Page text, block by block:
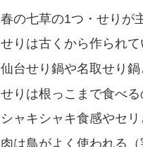
春の七草の1つ・せりが
せりは古くから作られ
仙台せり鍋や名取せり鍋
せりは根っこまで食べ
シャキシャキ食感やセ
肉は鳥がよく使われる